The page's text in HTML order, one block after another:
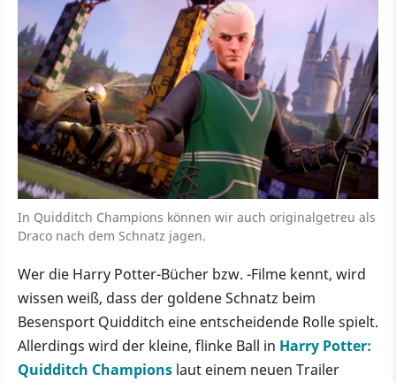
In Quidditch Champions können wir auch originalgetreu als
Draco nach dem Schnatz jagen.
Wer die Harry Potter-Bücher bzw. -Filme kennt, wird
wissen weiß, dass der goldene Schnatz beim
Besensport Quidditch eine entscheidende Rolle spielt.
Allerdings wird der kleine, flinke Ball in Harry Potter:
Quidditch Champions laut einem neuen Trailer